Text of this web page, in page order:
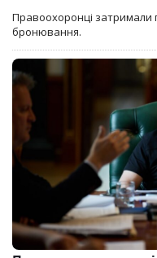
Правоохоронці затримали
бронювання.